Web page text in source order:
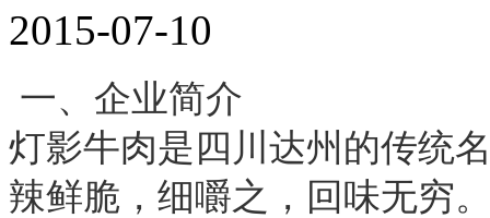
2015-07-10
一、企业简介
灯影牛肉是四川达州的传统
辣鲜脆，细嚼之，回味无穷